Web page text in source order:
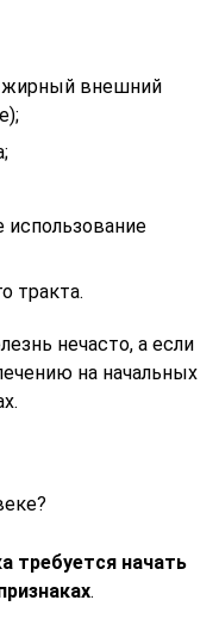
внешний
использование
тракта.
нечасто, а если
на начальных
требуется начать
.